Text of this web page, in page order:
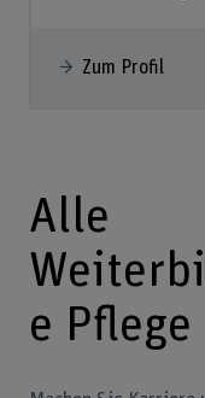
Zum Profil
Alle
e Pflege